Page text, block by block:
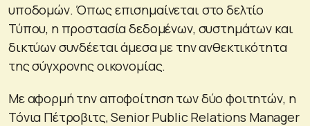
υποδομών. Όπως επισημαίνεται στο δελτίο
Τύπου, η προστασία δεδομένων, συστημάτων και
δικτύων συνδέεται άμεσα με την ανθεκτικότητα
της σύγχρονης οικονομίας.
Με αφορμή την αποφοίτηση των δύο φοιτητών, η
Τόνια Πέτροβιτς, Senior Public Relations Manager